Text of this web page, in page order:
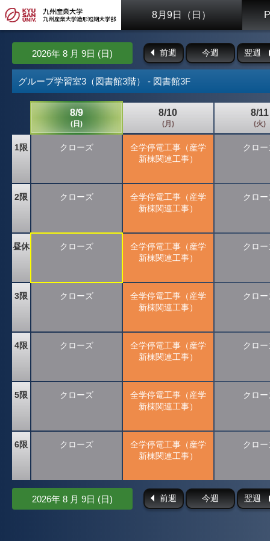
8月9日（日）
2026年 8 月 9日 (日) 前週 今週 翌週
グループ学習室3（図書館3階） - 図書館3F
8/9
(日)
8/10
(月)
8/11
(火)
1限
2限
昼休
3限
4限
5限
6限
クローズ
クローズ
クローズ
クローズ
クローズ
クローズ
クローズ
全学停電工事（産学
新棟関連工事）
全学停電工事（産学
新棟関連工事）
全学停電工事（産学
新棟関連工事）
全学停電工事（産学
新棟関連工事）
全学停電工事（産学
新棟関連工事）
全学停電工事（産学
新棟関連工事）
全学停電工事（産学
新棟関連工事）
クロ
クロ
クロ
クロ
クロ
クロ
クロ
2026年 8 月 9日 (日) 前週 今週 翌週